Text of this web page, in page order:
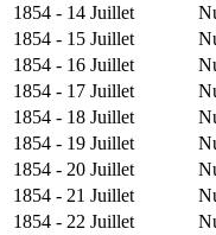
1854 - 14 Juillet
1854 - 15 Juillet
1854 - 16 Juillet
1854 - 17 Juillet
1854 - 18 Juillet
1854 - 19 Juillet
1854 - 20 Juillet
1854 - 21 Juillet
1854 - 22 Juillet